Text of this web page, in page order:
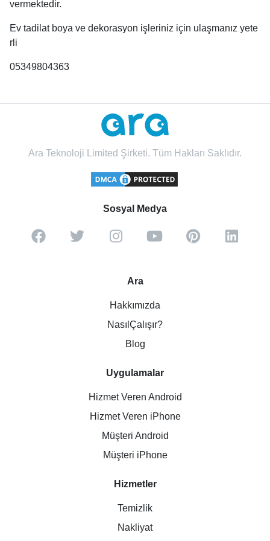
vermektedir.
Ev tadilat boya ve dekorasyon işleriniz için ulaşmanız yete
rli
05349804363
Ara Teknoloji Limited Şirketi. Tüm Hakları Saklıdır.
Sosyal Medya
Ara
Hakkımızda
NasılÇalışır?
Blog
Uygulamalar
Hizmet Veren Android
Hizmet Veren iPhone
Müşteri Android
Müşteri iPhone
Hizmetler
Temizlik
Nakliyat